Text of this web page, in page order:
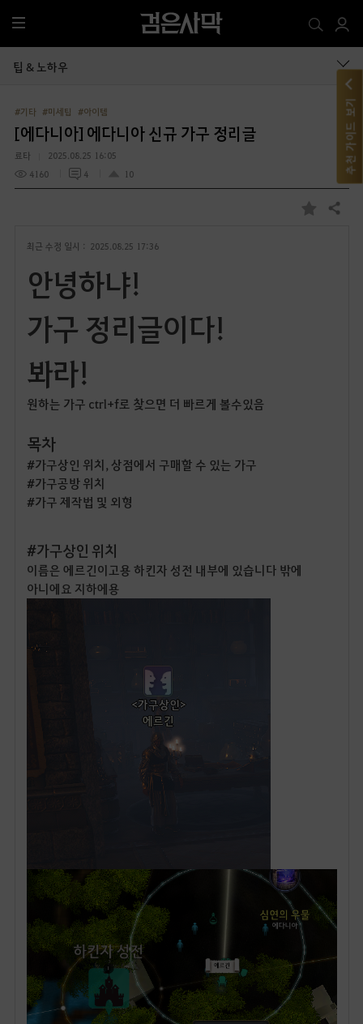
전
체
메
팁 & 노하우
#기타 #미세팁 #아이템
[에다니아] 에다니아 신규 가구 정리글
료타
2025.08.25 16:05
4160
4 10
즐
공유하기
최근 수정 일시 : 2025.08.25 17:36
안녕하냐!
가구 정리글이다!
봐라!
원하는 가구 ctrl+f로 찾으면 더 빠르게 볼수있음
목차
#가구상인 위치, 상점에서 구매할 수 있는 가구
#가구공방 위치
#가구 제작법 및 외형
#가구상인 위치
이름은 에르긴이고용 하킨자 성전 내부에 있습니다 밖에
아니에요 지하에용
추천 가이드 보기